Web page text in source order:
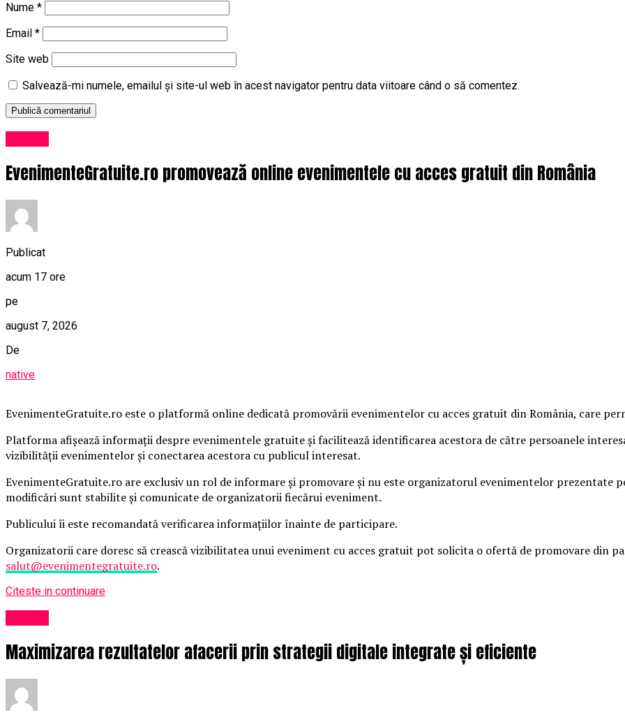
Nume *
Email *
Site web
Salvează-mi numele, emailul și site-ul web în acest navigator pentru data viitoare când o să comentez.
EvenimenteGratuite.ro promovează online evenimentele cu acces gratuit din România
Publicat
acum 17 ore
pe
august 7, 2026
De
native
EvenimenteGratuite.ro este o platformă online dedicată promovării evenimentelor cu acces gratuit din România, care
Platforma afișează informații despre evenimentele gratuite și facilitează identificarea acestora de către persoanele
vizibilității evenimentelor și conectarea acestora cu publicul interesat.
EvenimenteGratuite.ro are exclusiv un rol de informare și promovare și nu este organizatorul evenimentelor prezentate
modificări sunt stabilite și comunicate de organizatorii fiecărui eveniment.
Publicului îi este recomandată verificarea informațiilor înainte de participare.
Organizatorii care doresc să crească vizibilitatea unui eveniment cu acces gratuit pot solicita o ofertă de promovare din
salut@evenimentegratuite.ro.
Citeste in continuare
Maximizarea rezultatelor afacerii prin strategii digitale integrate și eficiente